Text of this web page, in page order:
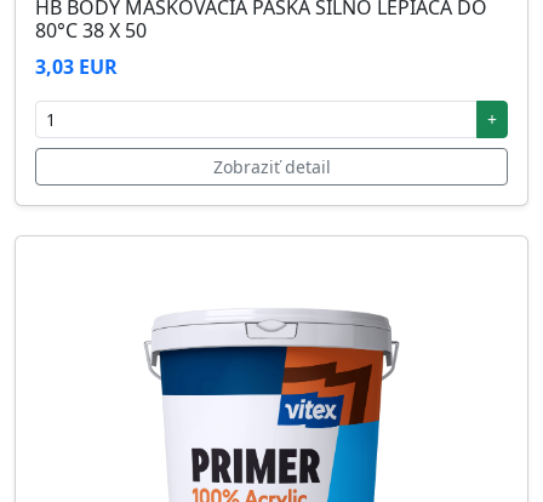
HB BODY MASKOVACIA PÁSKA SILNO LEPIACA DO
80°C 38 X 50
3,03 EUR
+
Zobraziť detail